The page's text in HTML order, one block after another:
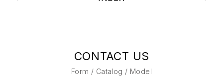
CONTACT US
Form / Catalog / Model